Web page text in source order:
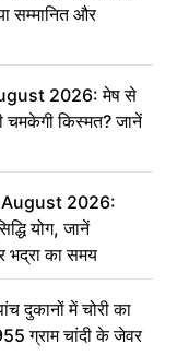
सम्मानित और
2026: मेष से
किस्मत? जानें
August 2026:
योग, जानें
भद्रा का समय
दुकानों में चोरी का
ग्राम चांदी के जेवर